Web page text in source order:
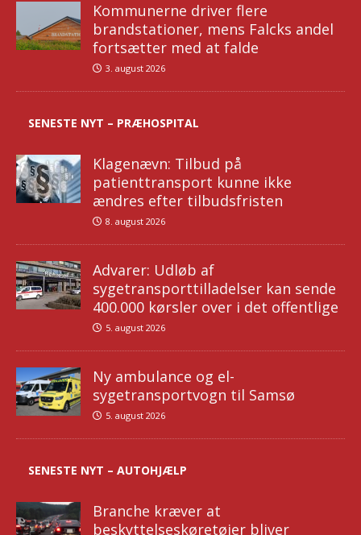
Kommunerne driver flere
brandstationer, mens Falcks andel
fortsætter med at falde
3. august 2026
SENESTE NYT – PRÆHOSPITAL
Klagenævn: Tilbud på
patienttransport kunne ikke
ændres efter tilbudsfristen
8. august 2026
Advarer: Udløb af
sygetransporttilladelser kan sende
400.000 kørsler over i det offentlige
5. august 2026
Ny ambulance og el-
sygetransportvogn til Samsø
5. august 2026
SENESTE NYT – AUTOHJÆLP
Branche kræver at
beskyttelseskøretøjer bliver